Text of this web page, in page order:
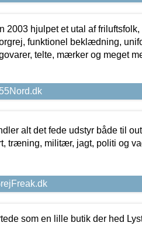
2003 hjulpet et utal af
funktionel beklædning,
telte, mærker og meget
alt det fede udstyr både til
træning, militær, jagt, politi og
som en lille butik der hed